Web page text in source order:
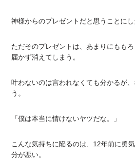
神様からのプレゼントだと思うことにし
ただそのプレゼントは、あまりにもも
届かず消えてしまう。
叶わないのは言われなくても分かるが
う。
「僕は本当に情けないヤツだな。」
こんな気持ちに陥るのは、12年前に勇
分が悪い。